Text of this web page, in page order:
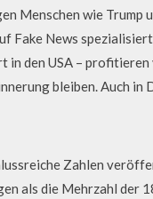
wie Trump
Fake News
den USA –
bleiben. Auch in
Zahlen
als die Mehrzahl der